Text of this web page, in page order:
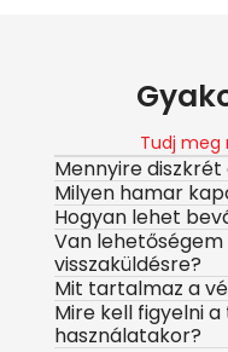
Tudj
Mennyire
Milyen hamar
Hogyan lehet
Van
visszaküldésre?
Mit tartalmaz a
Mire kell figyelni
használatakor?